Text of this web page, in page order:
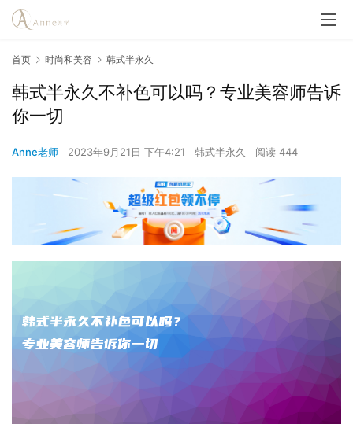
首页 时尚和美容 韩式半永久
韩式半永久不补色可以吗？专业美容师告诉
你一切
Anne老师 2023年9月21日 下午4:21 韩式半永久 阅读 444